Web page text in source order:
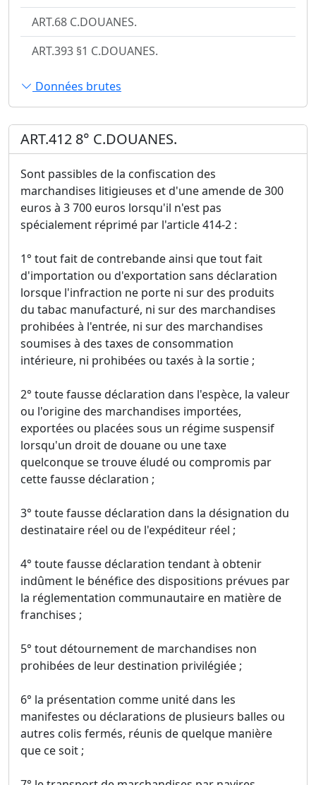
ART.68 C.DOUANES.
ART.393 §1 C.DOUANES.
Données brutes
ART.412 8° C.DOUANES.
Sont passibles de la confiscation des
marchandises litigieuses et d'une amende de 300
euros à 3 700 euros lorsqu'il n'est pas
spécialement réprimé par l'article 414-2 :
1° tout fait de contrebande ainsi que tout fait
d'importation ou d'exportation sans déclaration
lorsque l'infraction ne porte ni sur des produits
du tabac manufacturé, ni sur des marchandises
prohibées à l'entrée, ni sur des marchandises
soumises à des taxes de consommation
intérieure, ni prohibées ou taxés à la sortie ;
2° toute fausse déclaration dans l'espèce, la valeur
ou l'origine des marchandises importées,
exportées ou placées sous un régime suspensif
lorsqu'un droit de douane ou une taxe
quelconque se trouve éludé ou compromis par
cette fausse déclaration ;
3° toute fausse déclaration dans la désignation du
destinataire réel ou de l'expéditeur réel ;
4° toute fausse déclaration tendant à obtenir
indûment le bénéfice des dispositions prévues par
la réglementation communautaire en matière de
franchises ;
5° tout détournement de marchandises non
prohibées de leur destination privilégiée ;
6° la présentation comme unité dans les
manifestes ou déclarations de plusieurs balles ou
autres colis fermés, réunis de quelque manière
que ce soit ;